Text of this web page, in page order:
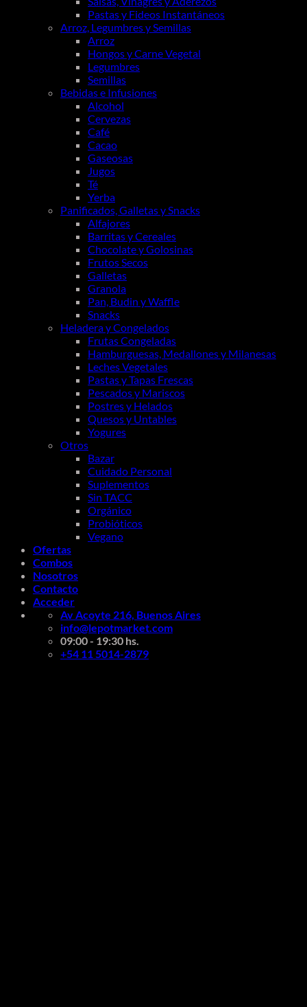
Pastas y Fideos Instantáneos
Arroz, Legumbres y Semillas
Arroz
Hongos y Carne Vegetal
Legumbres
Semillas
Bebidas e Infusiones
Alcohol
Cervezas
Café
Cacao
Gaseosas
Jugos
Té
Yerba
Panificados, Galletas y Snacks
Alfajores
Barritas y Cereales
Chocolate y Golosinas
Frutos Secos
Galletas
Granola
Pan, Budin y Waffle
Snacks
Heladera y Congelados
Frutas Congeladas
Hamburguesas, Medallones y Milanesas
Leches Vegetales
Pastas y Tapas Frescas
Pescados y Mariscos
Postres y Helados
Quesos y Untables
Yogures
Otros
Bazar
Cuidado Personal
Suplementos
Sin TACC
Orgánico
Probióticos
Vegano
Ofertas
Combos
Nosotros
Contacto
Acceder
Av Acoyte 216, Buenos Aires
info@lepotmarket.com
09:00 - 19:30 hs.
+54 11 5014-2879